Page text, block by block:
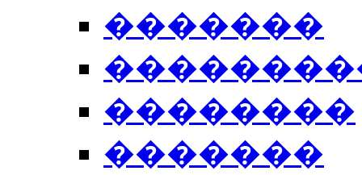
�������
��������
�������